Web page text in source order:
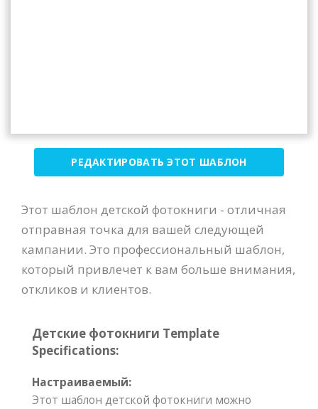
РЕДАКТИРОВАТЬ ЭТОТ ШАБЛОН
Этот шаблон детской фотокниги - отличная
отправная точка для вашей следующей
кампании. Это профессиональный шаблон,
который привлечет к вам больше внимания,
откликов и клиентов.
Детские фотокниги Template
Specifications:
Настраиваемый:
Этот шаблон детской фотокниги можно